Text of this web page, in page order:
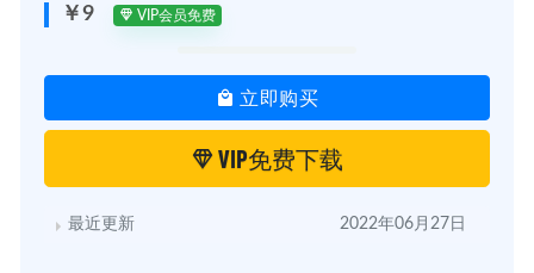
￥9 VIP会员免费
立即购买
VIP免费下载
最近更新 2022年06月27日